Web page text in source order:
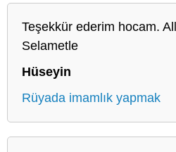
Teşekkür ederim hocam.
Selametle
Hüseyin
Rüyada imamlık yapmak